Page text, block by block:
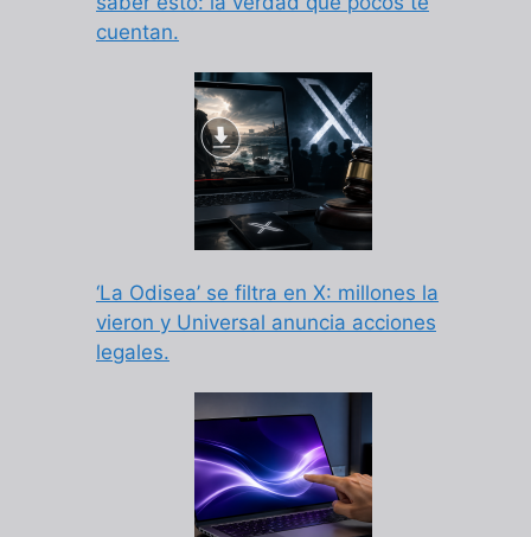
cuentan.
‘La Odisea’ se filtra en X: millones la
vieron y Universal anuncia acciones
legales.